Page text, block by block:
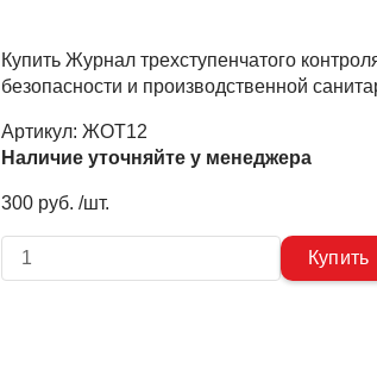
Купить Журнал трехступенчатого
безопасности и производственной
Артикул:ЖОТ12
Наличие уточняйте у менеджера
300 руб. /шт.